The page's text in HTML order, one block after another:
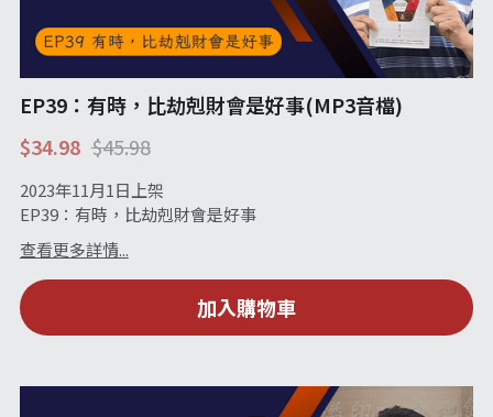
EP39：有時，比劫剋財會是好事(MP3音檔)
$34.98 $45.98
2023年11月1日上架
EP39：有時，比劫剋財會是好事
查看更多詳情...
加入購物車